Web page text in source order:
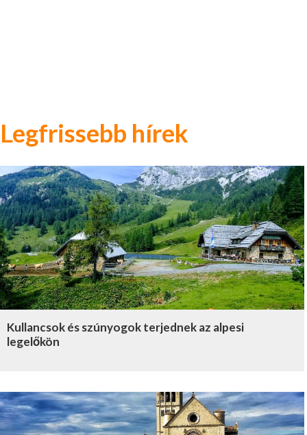
Legfrissebb hírek
Kullancsok és szúnyogok terjednek az alpesi
legelőkön